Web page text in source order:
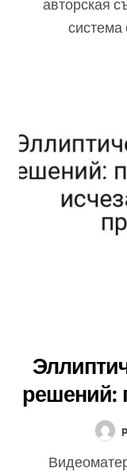
авторская
система
решений:
Видеоматериалы исследования Рис. 1.